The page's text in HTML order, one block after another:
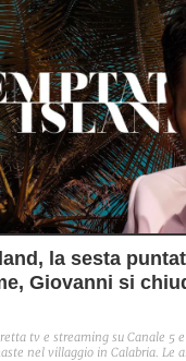
la sesta
Giovanni si
tv e streaming su Canale 5
nel villaggio in Calabria. Le